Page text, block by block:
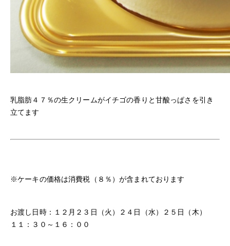
乳脂肪４７％の生クリームがイチゴの香りと甘酸っぱさを引き
立てます
※ケーキの価格は消費税（８％）が含まれております
お渡し日時：１２月２３日（火）２４日（水）２５日（木）
１１：３０～１６：００